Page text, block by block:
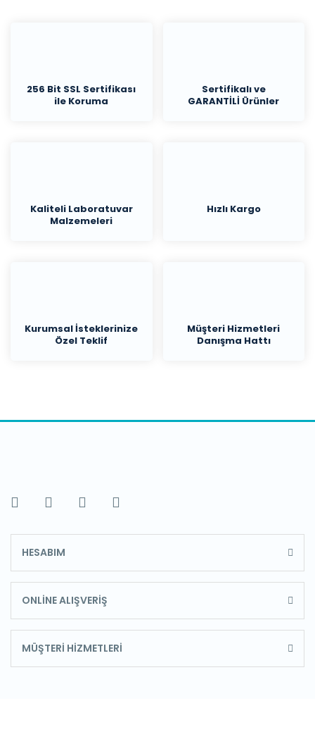
256 Bit SSL Sertifikası
ile Koruma
Sertifikalı ve
GARANTİLİ Ürünler
Kaliteli Laboratuvar
Malzemeleri
Hızlı Kargo
Kurumsal İsteklerinize
Özel Teklif
Müşteri Hizmetleri
Danışma Hattı
HESABIM
ONLİNE ALIŞVERİŞ
MÜŞTERİ HİZMETLERİ